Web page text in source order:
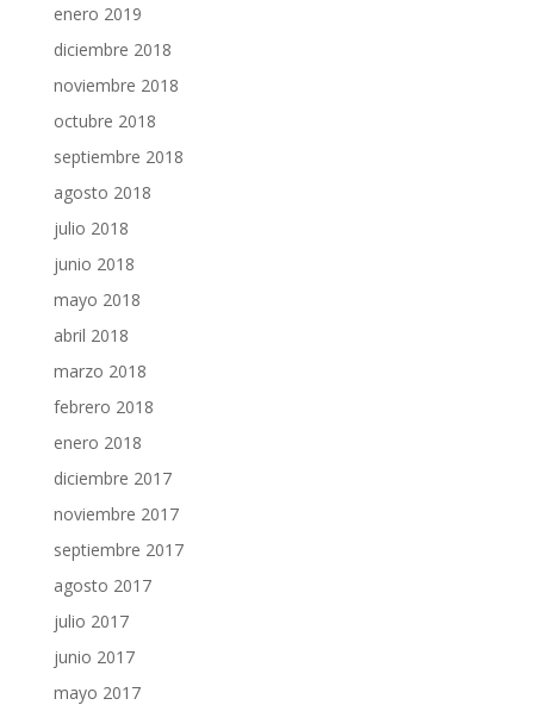
enero 2019
diciembre 2018
noviembre 2018
octubre 2018
septiembre 2018
agosto 2018
julio 2018
junio 2018
mayo 2018
abril 2018
marzo 2018
febrero 2018
enero 2018
diciembre 2017
noviembre 2017
septiembre 2017
agosto 2017
julio 2017
junio 2017
mayo 2017